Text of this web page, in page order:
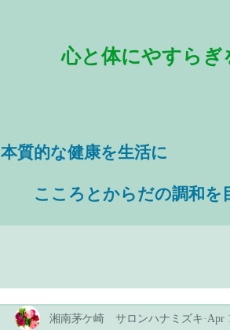
心と体にやすらぎ
本質的な健康を生活に
こころとからだの調和を
湘南茅ケ崎 サロンハナミズキ Apr